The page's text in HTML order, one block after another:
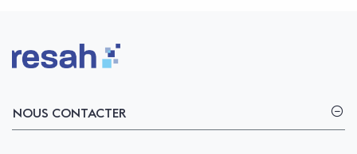
Logo Resah
NOUS CONTACTER